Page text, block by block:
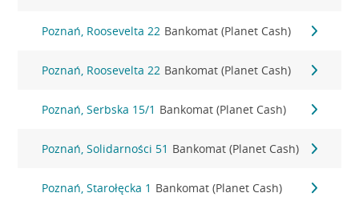
Poznań, Roosevelta 22 Bankomat (Planet Cash)
Poznań, Roosevelta 22 Bankomat (Planet Cash)
Poznań, Serbska 15/1 Bankomat (Planet Cash)
Poznań, Solidarności 51 Bankomat (Planet Cash)
Poznań, Starołęcka 1 Bankomat (Planet Cash)